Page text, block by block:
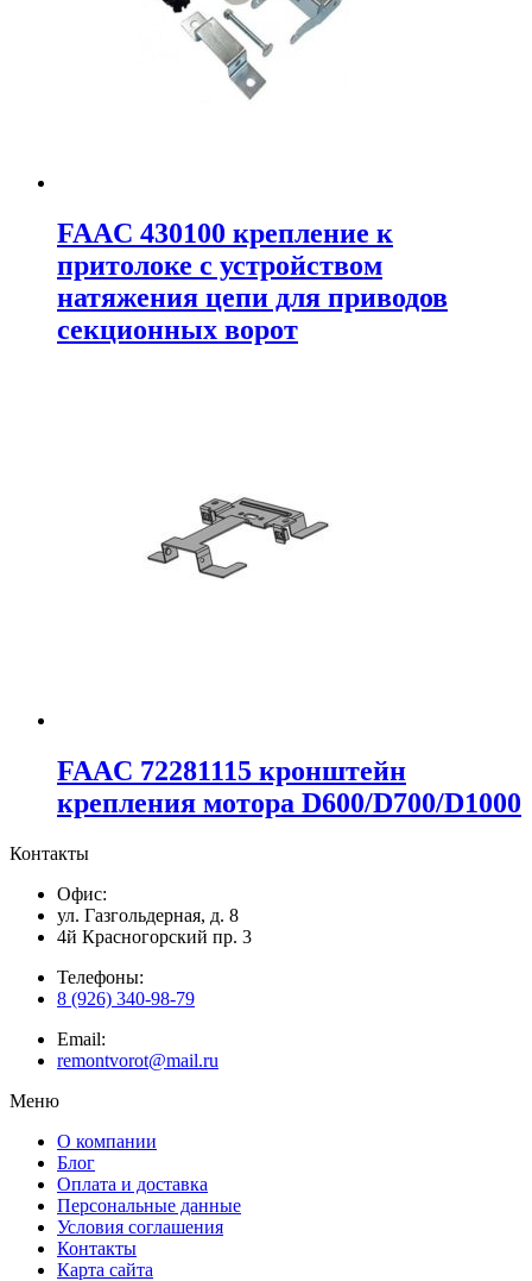
FAAC 430100 крепление к
притолоке с устройством
натяжения цепи для приводов
секционных ворот
FAAC 72281115 кронштейн
крепления мотора D600/D700/D1000
Контакты
Офис:
ул. Газгольдерная, д. 8
4й Красногорский пр. 3
Телефоны:
8 (926) 340-98-79
Email:
remontvorot@mail.ru
Меню
О компании
Блог
Оплата и доставка
Персональные данные
Условия соглашения
Контакты
Карта сайта